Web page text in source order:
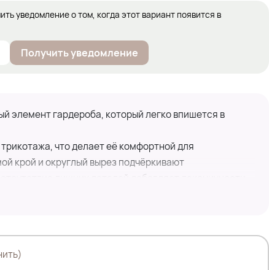
уведомление о том, когда этот вариант появится в
Получить уведомление
элемент гардероба, который легко впишется в
что делает её комфортной для
крой и округлый вырез подчёркивают
лишних деталей добавляет лаконичности.
для создания как повседневных, так и более